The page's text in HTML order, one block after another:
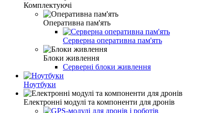
Комплектуючі
Оперативна пам'ять
Серверна оперативна пам'ять
Блоки живлення
Серверні блоки живлення
Ноутбуки
Електронні модулі та компоненти для дронів